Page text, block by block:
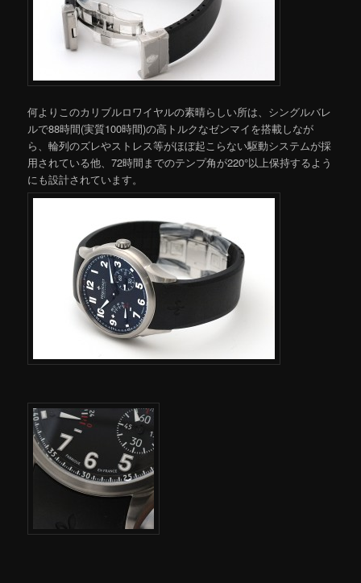
何よりこのカリブルロワイヤルの素晴らしい所は、シングルバレ
ルで88時間(実質100時間)の高トルクなゼンマイを搭載しなが
ら、輪列のズレやストレス等がほぼ起こらない駆動システムが採
用されている他、72時間までのテンプ角が220°以上保持するよう
にも設計されています。